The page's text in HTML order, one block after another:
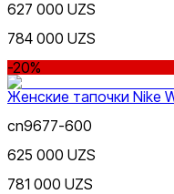
Белый
Nike Tashkent Amir Temur
Nike Tashkent City Mall
627 000 UZS
784 000 UZS
-20%
Женские тапочки Nike
cn9677-600
625 000 UZS
781 000 UZS